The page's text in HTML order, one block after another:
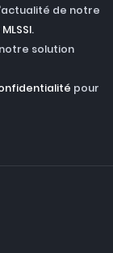
de notre
MLSSI.
solution
pour